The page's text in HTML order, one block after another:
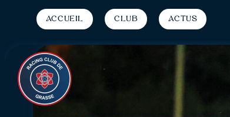
Accueil Club Actus